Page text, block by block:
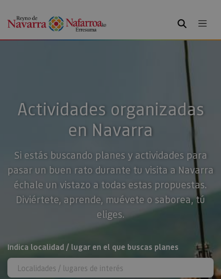
BUSCAR
Actividades organizadas
en Navarra
Si estás buscando planes y actividades para
pasar un buen rato durante tu visita a Navarra
échale un vistazo a todas estas propuestas.
Diviértete, aprende, muévete o saborea, tú
eliges.
BUSCAR
Indica localidad / lugar en el que buscas planes